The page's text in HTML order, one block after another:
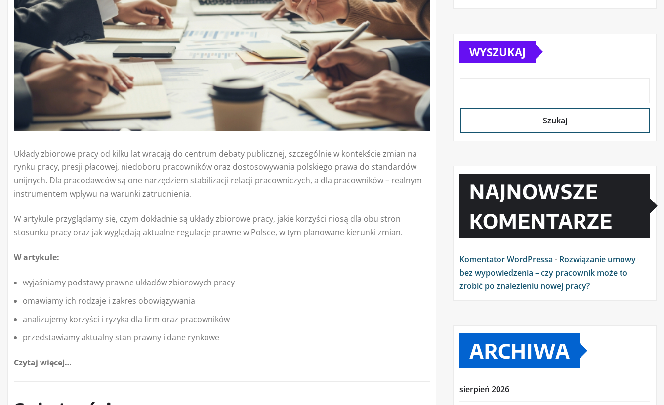
Układy zbiorowe pracy od kilku lat wracają do centrum debaty publicznej, szczególnie w kontekście zmian na
rynku pracy, presji płacowej, niedoboru pracowników oraz dostosowywania polskiego prawa do standardów
unijnych. Dla pracodawców są one narzędziem stabilizacji relacji pracowniczych, a dla pracowników – realnym
instrumentem wpływu na warunki zatrudnienia.
W artykule przyglądamy się, czym dokładnie są układy zbiorowe pracy, jakie korzyści niosą dla obu stron
stosunku pracy oraz jak wyglądają aktualne regulacje prawne w Polsce, w tym planowane kierunki zmian.
W artykule:
wyjaśniamy podstawy prawne układów zbiorowych pracy
omawiamy ich rodzaje i zakres obowiązywania
analizujemy korzyści i ryzyka dla firm oraz pracowników
przedstawiamy aktualny stan prawny i dane rynkowe
Czytaj więcej…
WYSZUKAJ
Szukaj
NAJNOWSZE
KOMENTARZE
Komentator WordPressa - Rozwiązanie umowy
bez wypowiedzenia – czy pracownik może to
zrobić po znalezieniu nowej pracy?
ARCHIWA
sierpień 2026